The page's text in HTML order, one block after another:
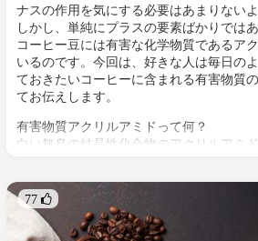
ナスの作用を気にする必要はあまりない
しかし、単純にプラスの要素ばかりでは
コーヒー豆には有害な化学物質であるア
いるのです。今回は、好きな人は毎日の
ておきたいコーヒーに含まれる有害物質
てお伝えします。
有害物質アクリルアミドって何？
白い無臭の結晶性化合物のアクリルアミ
穀物ベースの揚げ物や焼き物、焼き菓子
ど、アミノ酸や糖質を多く含む食品を高
ます[関連記事：揚げ物だけじゃない！タ
77 